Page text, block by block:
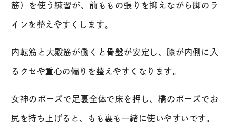
筋）を使う練習が、前ももの張りを抑えながら脚のラ
インを整えやすくします。
内転筋と大殿筋が働くと骨盤が安定し、膝が内側に入
るクセや重心の偏りを整えやすくなります。
女神のポーズで足裏全体で床を押し、橋のポーズでお
尻を持ち上げると、もも裏も一緒に使いやすいです。